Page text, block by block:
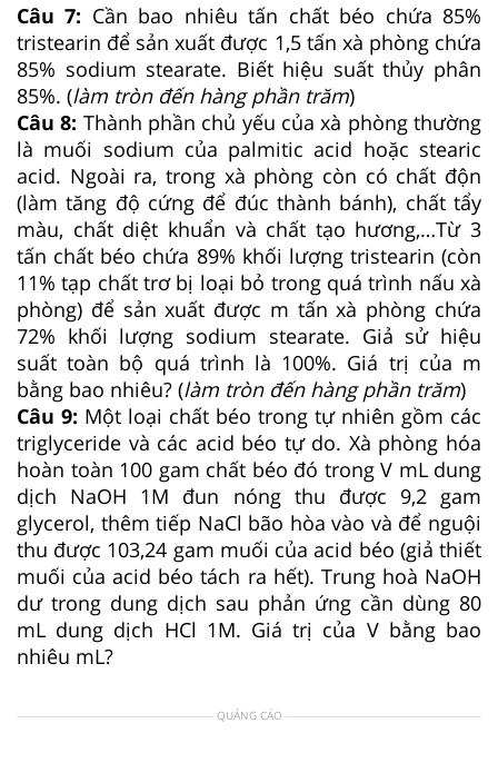
Câu 7: Cần bao nhiêu tấn chất béo chứa 85%
tristearin để sản xuất được 1,5 tấn xà phòng chứa
85% sodium stearate. Biết hiệu suất thủy phân
85%. (làm tròn đến hàng phần trăm)
Câu 8: Thành phần chủ yếu của xà phòng thường
là muối sodium của palmitic acid hoặc stearic
acid. Ngoài ra, trong xà phòng còn có chất độn
(làm tăng độ cứng để đúc thành bánh), chất tẩy
màu, chất diệt khuẩn và chất tạo hương,…Từ 3
tấn chất béo chứa 89% khối lượng tristearin (còn
11% tạp chất trơ bị loại bỏ trong quá trình nấu xà
phòng) để sản xuất được m tấn xà phòng chứa
72% khối lượng sodium stearate. Giả sử hiệu
suất toàn bộ quá trình là 100%. Giá trị của m
bằng bao nhiêu? (làm tròn đến hàng phần trăm)
Câu 9: Một loại chất béo trong tự nhiên gồm các
triglyceride và các acid béo tự do. Xà phòng hóa
hoàn toàn 100 gam chất béo đó trong V mL dung
dịch NaOH 1M đun nóng thu được 9,2 gam
glycerol, thêm tiếp NaCl bão hòa vào và để nguội
thu được 103,24 gam muối của acid béo (giả thiết
muối của acid béo tách ra hết). Trung hoà NaOH
dư trong dung dịch sau phản ứng cần dùng 80
mL dung dịch HCl 1M. Giá trị của V bằng bao
nhiêu mL?
QUẢNG CÁO